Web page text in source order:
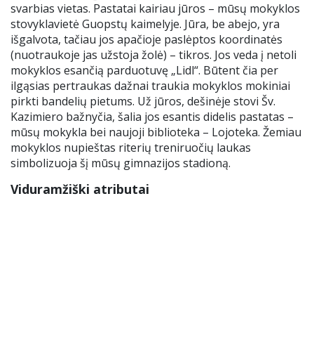
svarbias vietas. Pastatai kairiau jūros – mūsų mokyklos
stovyklavietė Guopstų kaimelyje. Jūra, be abejo, yra
išgalvota, tačiau jos apačioje paslėptos koordinatės
(nuotraukoje jas užstoja žolė) – tikros. Jos veda į netoli
mokyklos esančią parduotuvę „Lidl“. Būtent čia per
ilgąsias pertraukas dažnai traukia mokyklos mokiniai
pirkti bandelių pietums. Už jūros, dešinėje stovi Šv.
Kazimiero bažnyčia, šalia jos esantis didelis pastatas –
mūsų mokykla bei naujoji biblioteka – Lojoteka. Žemiau
mokyklos nupieštas riterių treniruočių laukas
simbolizuoja šį mūsų gimnazijos stadioną.
Viduramžiški atributai